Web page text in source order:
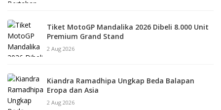
Tiket MotoGP Mandalika 2026 Dibeli 8.000 Unit
Premium Grand Stand
2 Aug 2026
Kiandra Ramadhipa Ungkap Beda Balapan
Eropa dan Asia
2 Aug 2026